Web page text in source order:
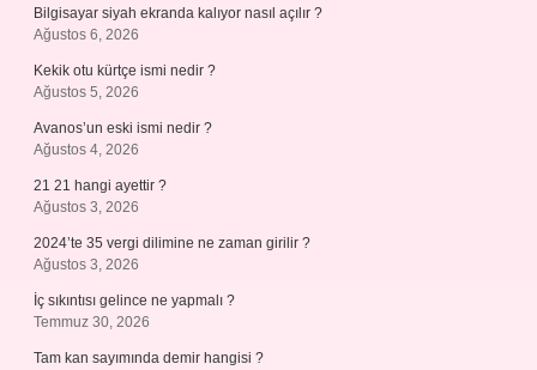
Bilgisayar siyah ekranda kalıyor nasıl açılır ?
Ağustos 6, 2026
Kekik otu kürtçe ismi nedir ?
Ağustos 5, 2026
Avanos’un eski ismi nedir ?
Ağustos 4, 2026
21 21 hangi ayettir ?
Ağustos 3, 2026
2024’te 35 vergi dilimine ne zaman girilir ?
Ağustos 3, 2026
İç sıkıntısı gelince ne yapmalı ?
Temmuz 30, 2026
Tam kan sayımında demir hangisi ?